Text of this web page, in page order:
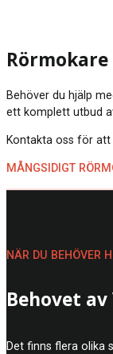
Behöver du hjälp
ett komplett utbud
Kontakta oss för
MÅNGSIDIGT
Behovet
Det finns flera olika
NÄR DU BEHÖVER